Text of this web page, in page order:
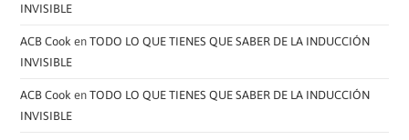
INVISIBLE
ACB Cook enTODO LO QUE TIENES QUE SABER DE LA INDUCCIÓN
INVISIBLE
ACB Cook enTODO LO QUE TIENES QUE SABER DE LA INDUCCIÓN
INVISIBLE